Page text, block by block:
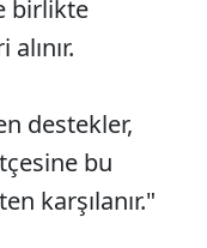
birlikte
destekler,
bu
karşılanır."